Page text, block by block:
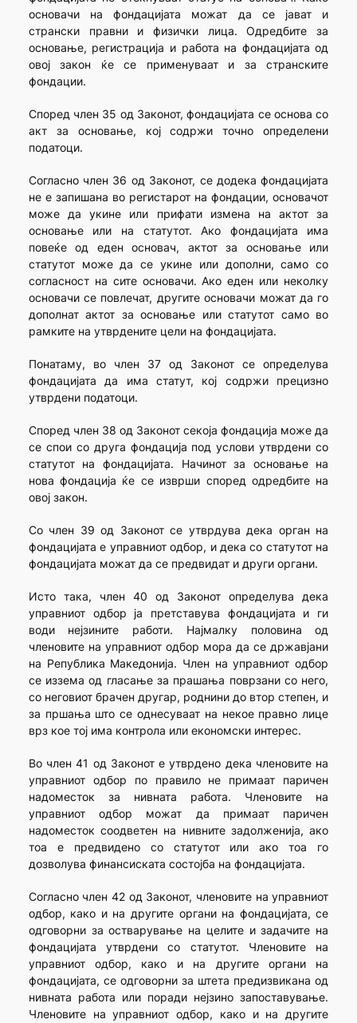
основачи на фондацијата можат да се јават и
странски правни и физички лица. Одредбите за
основање, регистрација и работа на фондацијата од
овој закон ќе се применуваат и за странските
фондации.
Според член 35 од Законот, фондацијата се основа со
акт за основање, кој содржи точно определени
податоци.
Согласно член 36 од Законот, се додека фондацијата
не е запишана во регистарот на фондации, основачот
може да укине или прифати измена на актот за
основање или на статутот. Ако фондацијата има
повеќе од еден основач, актот за основање или
статутот може да се укине или дополни, само со
согласност на сите основачи. Ако еден или неколку
основачи се повлечат, другите основачи можат да го
дополнат актот за основање или статутот само во
рамките на утврдените цели на фондацијата.
Понатаму, во член 37 од Законот се определува
фондацијата да има статут, кој содржи прецизно
утврдени податоци.
Според член 38 од Законот секоја фондација може да
се спои со друга фондација под услови утврдени со
статутот на фондацијата. Начинот за основање на
нова фондација ќе се изврши според одредбите на
овој закон.
Со член 39 од Законот се утврдува дека орган на
фондацијата е управниот одбор, и дека со статутот на
фондацијата можат да се предвидат и други органи.
Исто така, член 40 од Законот определува дека
управниот одбор ја претставува фондацијата и ги
води нејзините работи. Најмалку половина од
членовите на управниот одбор мора да се државјани
на Република Македонија. Член на управниот одбор
се иззема од гласање за прашања поврзани со него,
со неговиот брачен другар, роднини до втор степен, и
за пршања што се однесуваат на некое правно лице
врз кое тој има контрола или економски интерес.
Во член 41 од Законот е утврдено дека членовите на
управниот одбор по правило не примаат паричен
надоместок за нивната работа. Членовите на
управниот одбор можат да примаат паричен
надоместок соодветен на нивните задолженија, ако
тоа е предвидено со статутот или ако тоа го
дозволува финансиската состојба на фондацијата.
Согласно член 42 од Законот, членовите на управниот
одбор, како и на другите органи на фондацијата, се
одговорни за остварување на целите и задачите на
фондацијата утврдени со статутот. Членовите на
управниот одбор, како и на другите органи на
фондацијата, се одговорни за штета предизвикана од
нивната работа или поради нејзино запоставување.
Членовите на управниот одбор, како и на другите